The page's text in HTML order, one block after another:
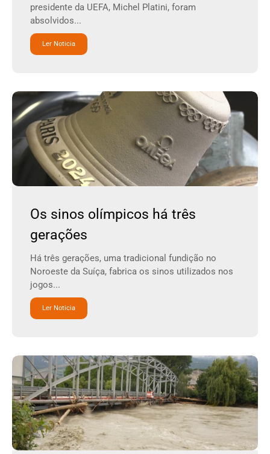
presidente da UEFA, Michel Platini, foram
absolvidos...
Ler Noticia
Os sinos olímpicos há três
gerações
Há três gerações, uma tradicional fundição no
Noroeste da Suíça, fabrica os sinos utilizados nos
jogos...
Ler Noticia